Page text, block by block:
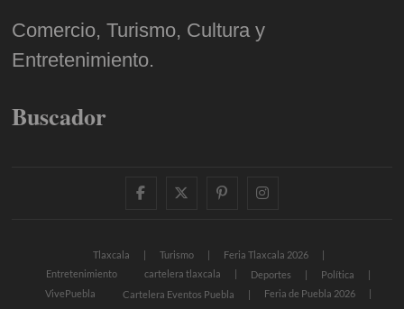
Comercio, Turismo, Cultura y
Entretenimiento.
Buscador
facebooktwitter
pinterestinstagram
Tlaxcala Turismo
Feria Tlaxcala 2026
Entretenimiento
cartelera tlaxcala Deportes
Política
VivePuebla
Cartelera Eventos Puebla
Feria de Puebla 2026